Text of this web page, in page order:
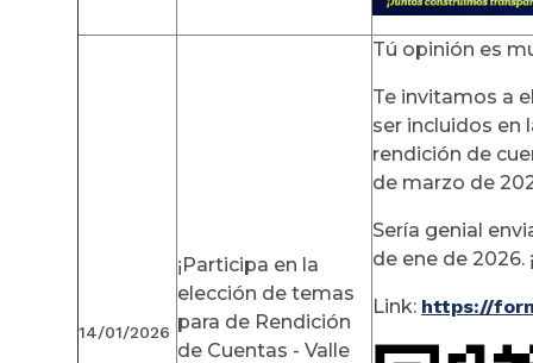
14/01/2026
¡Participa en la
elección de temas
para de Rendición
de Cuentas - Valle
Tú opinión es
Te invitamos a
ser incluidos en
rendición de
de marzo de
Sería genial
de ene de 2026.
Link: https://